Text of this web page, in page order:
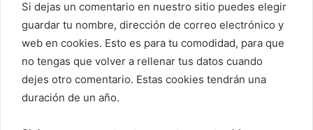
Si dejas un comentario en nuestro sitio puedes elegir
guardar tu nombre, dirección de correo electrónico y
web en cookies. Esto es para tu comodidad, para que
no tengas que volver a rellenar tus datos cuando
dejes otro comentario. Estas cookies tendrán una
duración de un año.